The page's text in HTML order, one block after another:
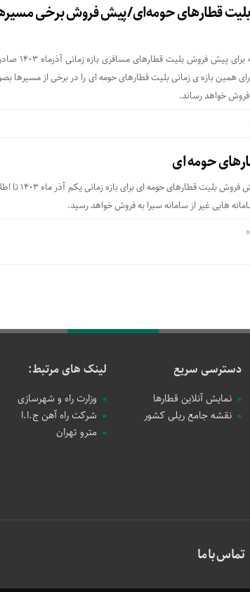
بلیت‌ قطارهای حومه‌ای/پیش فروش برخی
طبق اطلاعیه ی
همین بازه ی زمانی بلیت قطارهای حومه ای را در برخی از مسیرها
فروش خواهد رساند.
حومه ای
طبق اطلاعیه ی شرکت
هایی غیر از سامانه سبرا به فروش خواهد رسید.
دسترسی سریع
نمایش آنلاین قطارها
نقشه جامع ریلی کشور
لینک های مرتبط:
وزارت راه و شهرسازی
شرکت راه آهن ج.ا.ا
مترو تهران
تماس با ما